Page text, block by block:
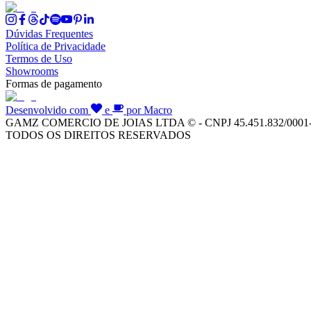
Dúvidas Frequentes
Política de Privacidade
Termos de Uso
Showrooms
Formas de pagamento
Desenvolvido com e
por Macro
GAMZ COMERCIO DE JOIAS LTDA © - CNPJ 45.451.832/
TODOS OS DIREITOS RESERVADOS